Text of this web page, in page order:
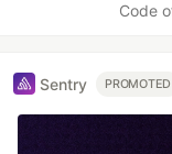
Code
Sentry PROMOTED